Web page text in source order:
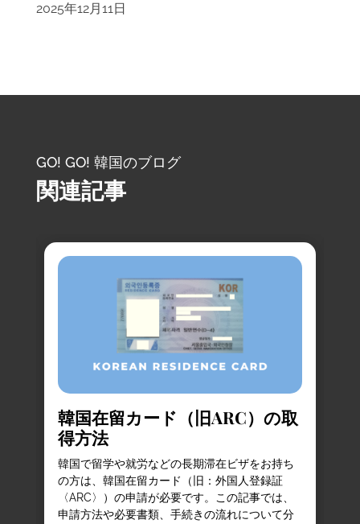
2025年12月11日
GO! GO! 韓国のブログ
関連記事
韓国在留カード（旧ARC）の取
得方法
韓国で留学や就労などの長期滞在ビザをお持ち
の方は、韓国在留カード（旧：外国人登録証
〈ARC〉）の申請が必要です。この記事では、
申請方法や必要書類、手続きの流れについて分